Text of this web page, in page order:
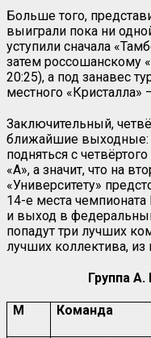
Больше того,
выиграли пока ни
уступили сначала
затем россошанскому
20:25), а под занавес
местного «Кристалла»
Заключительный,
ближайшие выходные:
подняться с
«А», а значит, что на
«Университету»
14-е места
и выход в
попадут три лучших
лучших коллектива, из
Группа
М Команда